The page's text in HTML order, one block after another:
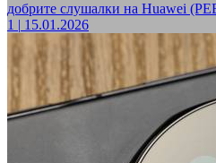
добрите слушалки на Huawei
1
15.01.2026